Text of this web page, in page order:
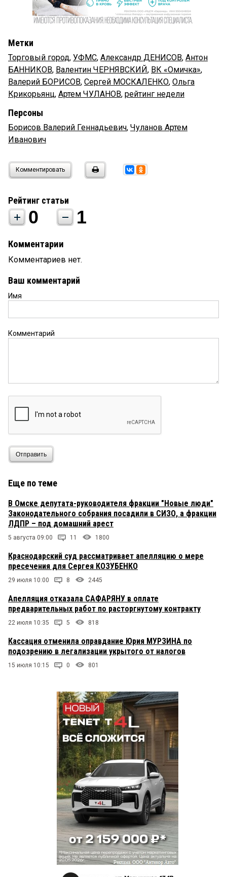
Метки
Торговый город, УФМС, Александр ДЕНИСОВ, Антон
БАННИКОВ, Валентин ЧЕРНЯВСКИЙ, ВК «Омичка»,
Валерий БОРИСОВ, Сергей МОСКАЛЕНКО, Ольга
Крикорьянц, Артем ЧУЛАНОВ, рейтинг недели
Персоны
Борисов Валерий Геннадьевич, Чуланов Артем
Иванович
Комментировать
Рейтинг статьи
0 1
Комментарии
Комментариев нет.
Ваш комментарий
Имя
Комментарий
Отправить
Еще по теме
В Омске депутата-руководителя фракции "Новые люди"
Законодательного собрания посадили в СИЗО, а фракции
ЛДПР – под домашний арест
5 августа 09:00 11 1800
Краснодарский суд рассматривает апелляцию о мере
пресечения для Сергея КОЗУБЕНКО
29 июля 10:00 8 2445
Апелляция отказала САФАРЯНУ в оплате
предварительных работ по расторгнутому контракту
22 июля 10:35 5 818
Кассация отменила оправдание Юрия МУРЗИНА по
подозрению в легализации укрытого от налогов
15 июля 10:15 0 801